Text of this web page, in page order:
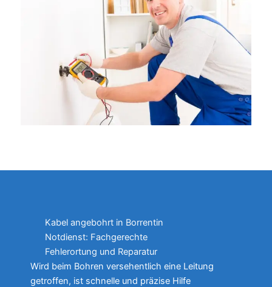
Kabel angebohrt in Borrentin
Notdienst: Fachgerechte
Fehlerortung und Reparatur
Wird beim Bohren versehentlich eine Leitung
getroffen, ist schnelle und präzise Hilfe